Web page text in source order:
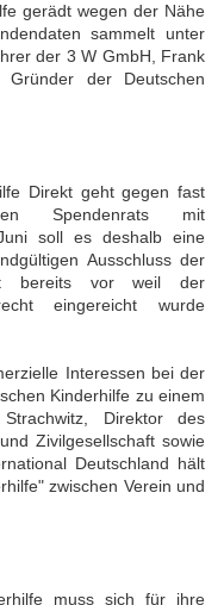
gerädt wegen der Nähe
sammelt unter
der 3 W GmbH, Frank
der Deutschen
Direkt geht gegen fast
Spendenrats mit
soll es deshalb eine
Ausschluss der
bereits vor weil der
eingereicht wurde
Interessen bei der
Kinderhilfe zu einem
Direktor des
Zivilgesellschaft sowie
Deutschland hält
zwischen Verein und
muss sich für ihre